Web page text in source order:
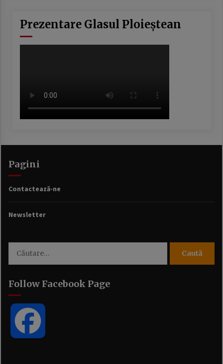
Prezentare Glasul Ploieștean
Pagini
Contactează-ne
Newsletter
după:
Follow Facebook Page